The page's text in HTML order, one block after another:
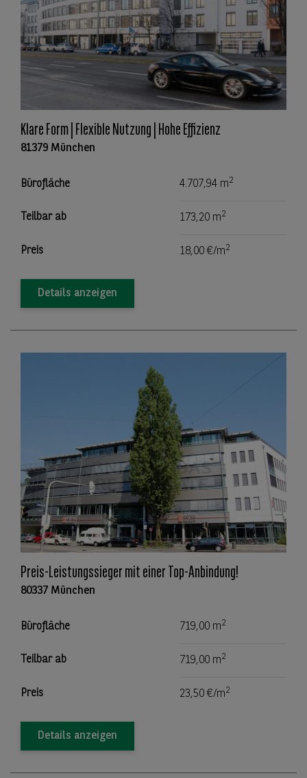
Klare Form | Flexible Nutzung | Hohe Effizienz
81379 München
Bürofläche 4.707,94 m2
Teilbar ab 173,20 m2
Preis 18,00 €/m2
Details anzeigen
Preis-Leistungssieger mit einer Top-Anbindung!
80337 München
Bürofläche 719,00 m2
Teilbar ab 719,00 m2
Preis 23,50 €/m2
Details anzeigen